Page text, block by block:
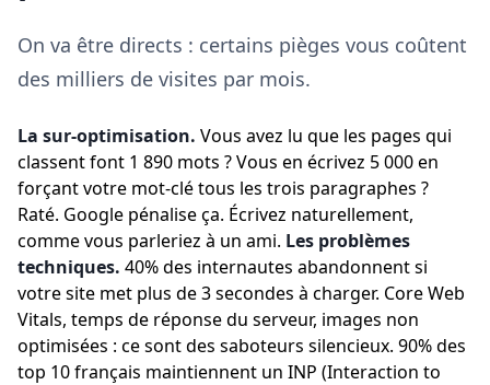
On va être directs : certains pièges vous coûtent
des milliers de visites par mois.
La sur-optimisation. Vous avez lu que les pages qui
classent font 1 890 mots ? Vous en écrivez 5 000 en
forçant votre mot-clé tous les trois paragraphes ?
Raté. Google pénalise ça. Écrivez naturellement,
comme vous parleriez à un ami. Les problèmes
techniques. 40% des internautes abandonnent si
votre site met plus de 3 secondes à charger. Core Web
Vitals, temps de réponse du serveur, images non
optimisées : ce sont des saboteurs silencieux. 90% des
top 10 français maintiennent un INP (Interaction to